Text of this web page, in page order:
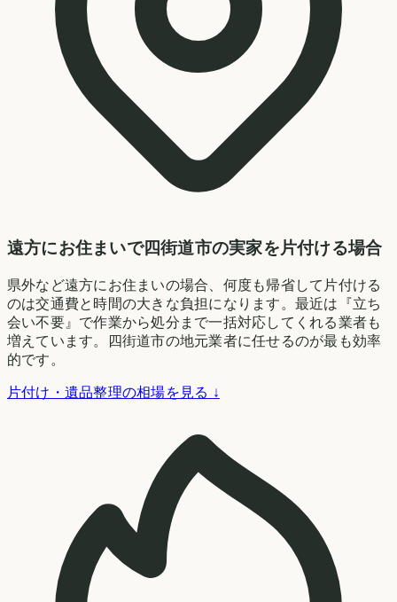
遠方にお住まいで四街道市の実家を片付ける場合
県外など遠方にお住まいの場合、何度も帰省して片付ける
のは交通費と時間の大きな負担になります。最近は『立ち
会い不要』で作業から処分まで一括対応してくれる業者も
増えています。四街道市の地元業者に任せるのが最も効率
的です。
片付け・遺品整理の相場を見る ↓